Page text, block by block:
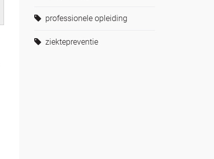
professionele opleiding
ziektepreventie